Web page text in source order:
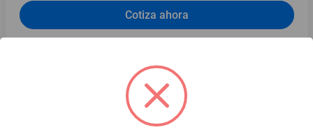
Cotiza ahora